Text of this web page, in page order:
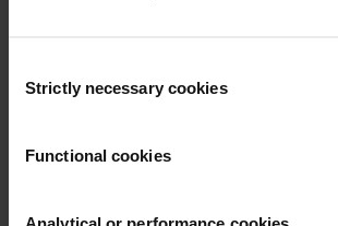
Selection
Strictly necessary cookies
Functional cookies
Analytical or performance cookies